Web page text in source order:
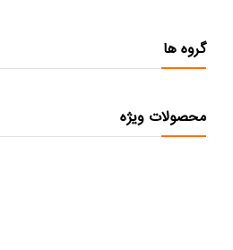
گروه ها
محصولات ویژه